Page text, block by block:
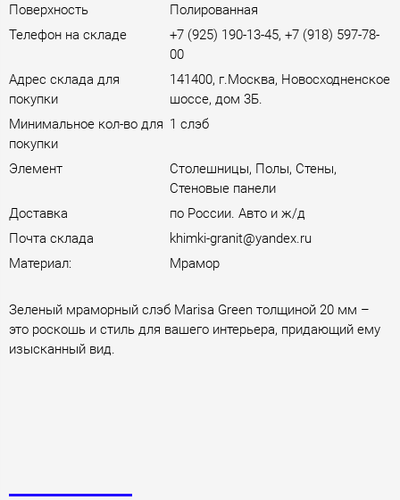
Поверхность
Полированная
Телефон на складе
+7 (925) 190-13-45, +7 (918) 597-78-
00
Адрес склада для
покупки
141400, г.Москва, Новосходненское
шоссе, дом 3Б.
Минимальное кол-во для
покупки
1 слэб
Элемент
Столешницы, Полы, Стены,
Стеновые панели
Доставка
по России. Авто и ж/д
Почта склада
khimki-granit@yandex.ru
Материал:
Мрамор
Зеленый мраморный слэб Marisa Green толщиной 20 мм –
это роскошь и стиль для вашего интерьера, придающий ему
изысканный вид.